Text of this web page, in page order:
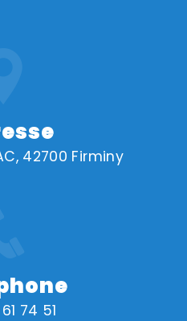
42700 Firminy
74 51